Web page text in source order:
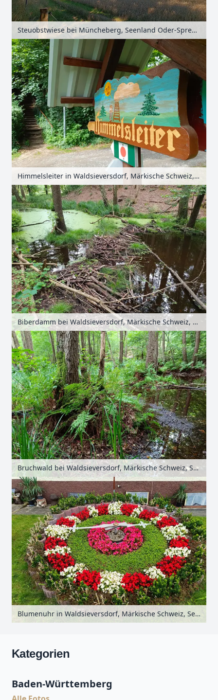
Steuobstwiese bei Müncheberg, Seenland Oder-Spree, Brandenburg, Deutschland
Himmelsleiter in Waldsieversdorf, Märkische Schweiz, Seenland Oder-Spree, Brandenburg, Deutschland
Biberdamm bei Waldsieversdorf, Märkische Schweiz, Seenland Oder-Spree, Brandenburg, Deutschland
Bruchwald bei Waldsieversdorf, Märkische Schweiz, Seenland Oder-Spree, Brandenburg, Deutschland
Blumenuhr in Waldsieversdorf, Märkische Schweiz, Seenland Oder-Spree, Brandenburg, Deutschland
Kategorien
Baden-Württemberg